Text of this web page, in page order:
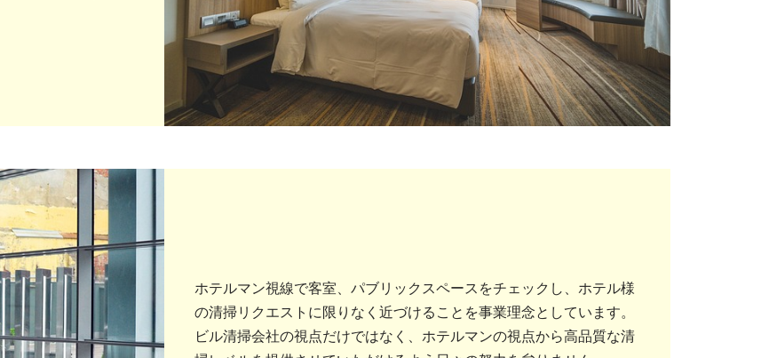
ホテルマン視線で客室、パブリックスペースをチェックし、ホテル様
の清掃リクエストに限りなく近づけることを事業理念としています。
ビル清掃会社の視点だけではなく、ホテルマンの視点から高品質な清